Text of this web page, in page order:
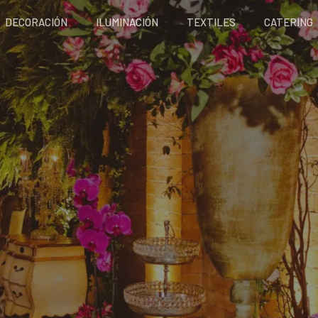
DECORACIÓN ILUMINACIÓN TEXTILES CATERING